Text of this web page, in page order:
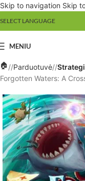
Skip to navigation Skip
08-06 d. fizinė
parduotuvė
SELECT LANGUAGE
MENIU
/ Parduotuvė/
Forgotten Waters: A